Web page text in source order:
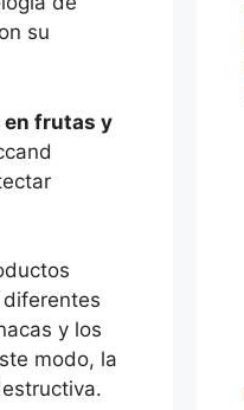
su
frutas y
y los
modo, la